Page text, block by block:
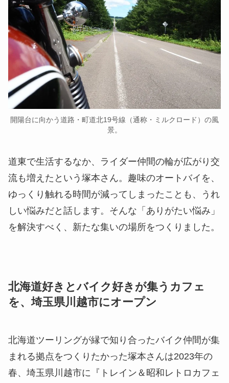
開陽台に向かう道路・町道北19号線（通称・ミルクロード）の風
景。
道東で生活するなか、ライダー仲間の輪が広がり交
流も増えたという塚本さん。趣味のオートバイを、
ゆっくり触れる時間が減ってしまったことも、うれ
しい悩みだと話します。そんな「ありがたい悩み」
を解決すべく、新たな集いの場所をつくりました。
北海道好きとバイク好きが集うカフェ
を、埼玉県川越市にオープン
北海道ツーリングが縁で知り合ったバイク仲間が集
まれる拠点をつくりたかった塚本さんは2023年の
春、埼玉県川越市に『トレイン＆昭和レトロカフェ